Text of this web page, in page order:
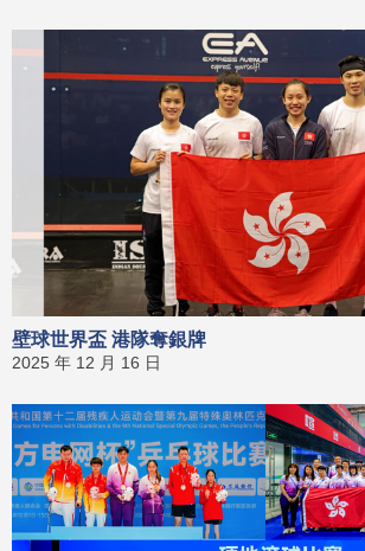
壁球世界盃 港隊奪銀牌
2025 年 12 月 16 日